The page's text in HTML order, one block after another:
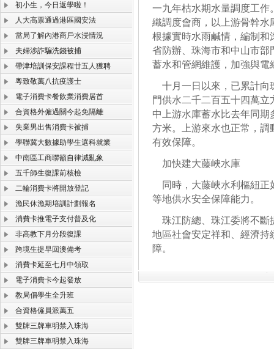
初小生，今日返學啦！
人大高票通過港區國安法
當局了解內港商戶水浸情況
夫婦涉詐騙洗錢被捕
帶津培訓保安課程廿五人獲聘
粵致敬萬八抗疫護士
電子消費卡餐飲業消費居首
合資格外僱過關今起免隔離
失業男出售消費卡被捕
學聯冀大數據助學生選科就業
中南區工商聯籲自律減亂象
五千師生復課前核檢
二輪消費卡將開放登記
漁民休漁期培訓計劃報名
消費卡推電子支付普及化
非高教下月分段復課
跨境生提早回澳備考
消費卡延至七月中領取
電子消費卡今起發放
教局倡學生全升班
合資格僱員派萬五
雙牌三牌車明禁入珠海
雙牌三牌車明禁入珠海
一九年枯水期水量調度工
織調度會商，以上游骨幹
根據實時水雨鹹情，編制
省防辦、珠海市和中山市
蓄水和管網維護，加強與電
十月一日以來，已累計向
門供水二千二百五十四萬
中上游水庫蓄水比去年同
方米。上游來水也正常，
有效保障。
加快建大藤峽水庫
同時，大藤峽水利樞紐正
等地供水安全保障能力。
珠江防總、珠江委將不斷
地區社會安定祥和、經濟
障。